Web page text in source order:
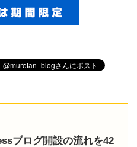
ブログ開設の流れを42